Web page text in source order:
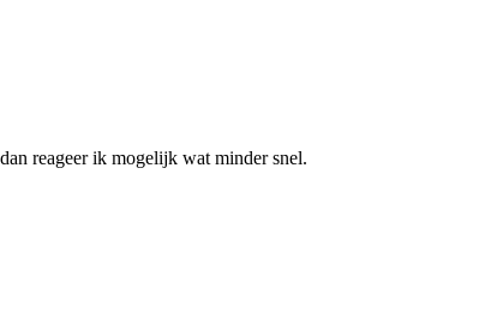
reageer ik mogelijk wat minder snel.